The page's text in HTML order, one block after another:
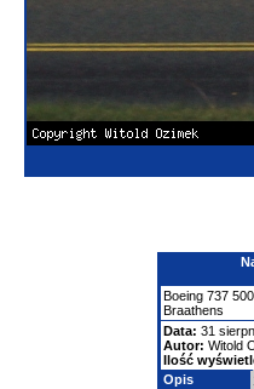
Boeing 737 500
Braathens
Data: 31
Autor: Witold
Ilość
Opis